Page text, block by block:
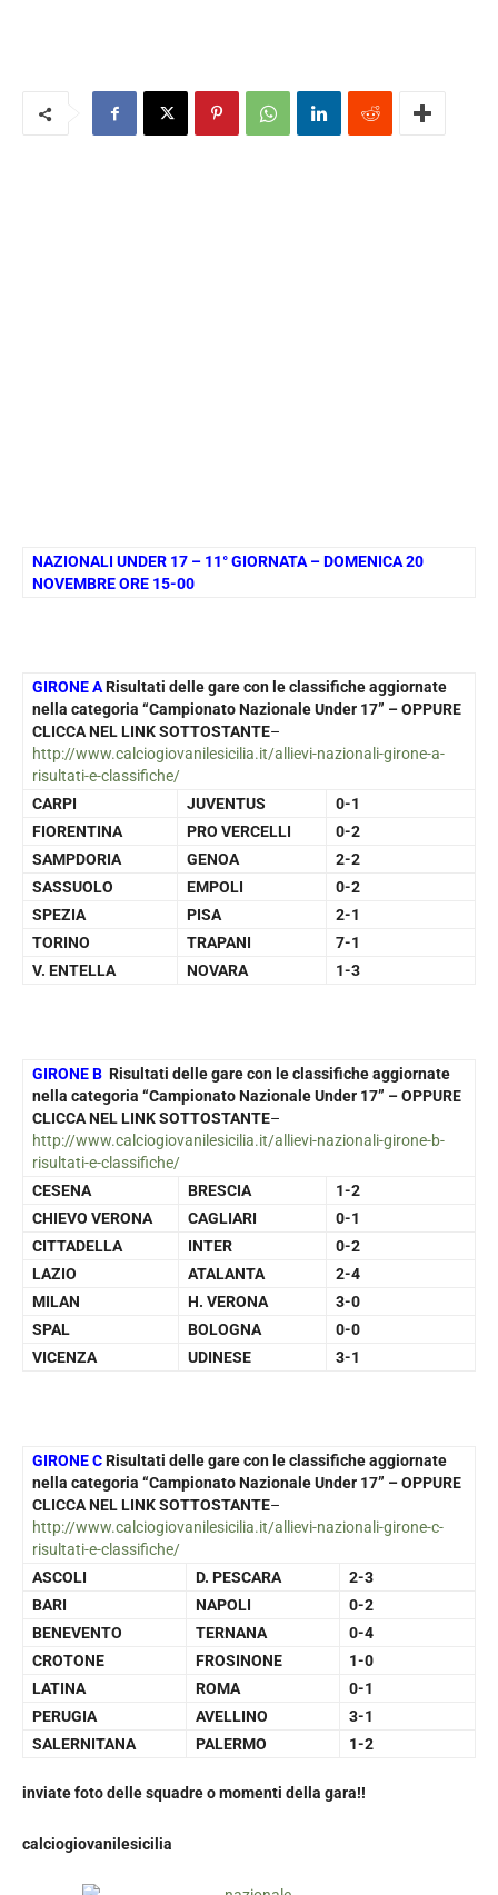
NAZIONALI UNDER 17 – 11° GIORNATA – DOMENICA 20
NOVEMBRE ORE 15-00
GIRONE ARisultati delle gare con le classifiche aggiornate
nella categoria “Campionato Nazionale Under 17” – OPPURE
CLICCA NEL LINK SOTTOSTANTE–
http://www.calciogiovanilesicilia.it/allievi-nazionali-girone-a-
risultati-e-classifiche/
CARPI
JUVENTUS
0-1
FIORENTINA
PRO VERCELLI
0-2
SAMPDORIA
GENOA
2-2
SASSUOLO
EMPOLI
0-2
SPEZIA
PISA
2-1
TORINO
TRAPANI
7-1
V. ENTELLA
NOVARA 1-3
GIRONE B Risultati delle gare con le classifiche aggiornate
nella categoria “Campionato Nazionale Under 17” – OPPURE
CLICCA NEL LINK SOTTOSTANTE–
http://www.calciogiovanilesicilia.it/allievi-nazionali-girone-b-
risultati-e-classifiche/
CESENA
BRESCIA
1-2
CHIEVO VERONA
CAGLIARI
0-1
CITTADELLA
INTER
0-2
LAZIO
ATALANTA
2-4
MILAN
H. VERONA
3-0
SPAL
BOLOGNA
0-0
VICENZA
UDINESE 3-1
GIRONE CRisultati delle gare con le classifiche aggiornate
nella categoria “Campionato Nazionale Under 17” – OPPURE
CLICCA NEL LINK SOTTOSTANTE–
http://www.calciogiovanilesicilia.it/allievi-nazionali-girone-c-
risultati-e-classifiche/
ASCOLI
D. PESCARA
2-3
BARI
NAPOLI
0-2
BENEVENTO
TERNANA
0-4
CROTONE
FROSINONE
1-0
LATINA
ROMA
0-1
PERUGIA
AVELLINO
3-1
SALERNITANA
PALERMO 1-2
inviate foto delle squadre o momenti della gara!!
calciogiovanilesicilia